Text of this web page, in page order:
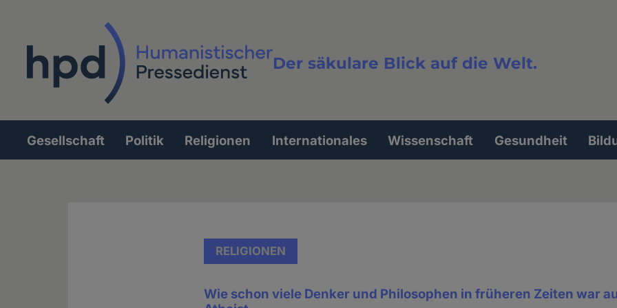
Der säkulare Blick auf die Welt.
Volltextsuche
Hauptnavigation
Gesellschaft Politik Religionen Internationales Wissenschaft Gesundheit
RELIGIONEN
Wie schon viele Denker und Philosophen in früheren Zeiten war